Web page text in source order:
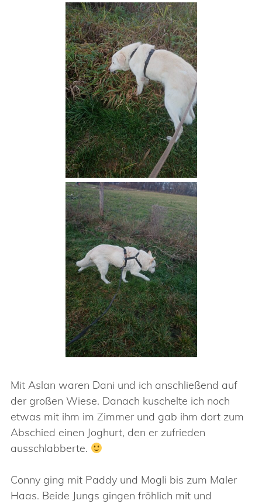
Mit Aslan waren Dani und ich anschließend auf
der großen Wiese. Danach kuschelte ich noch
etwas mit ihm im Zimmer und gab ihm dort zum
Abschied einen Joghurt, den er zufrieden
ausschlabberte.
Conny ging mit Paddy und Mogli bis zum Maler
Haas. Beide Jungs gingen fröhlich mit und